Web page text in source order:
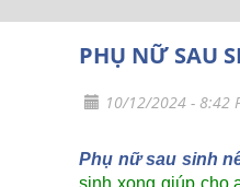
PHỤ NỮ SAU
10/12/2024 - 8:42
Phụ nữ sau sinh
sinh xong giúp cho